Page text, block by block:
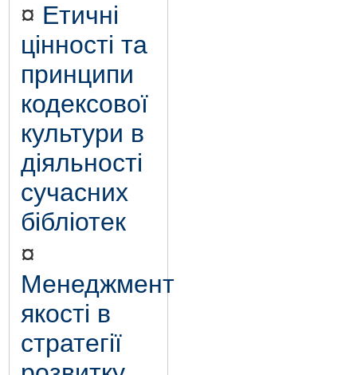
¤ Етичні
цінності та
принципи
кодексової
культури в
діяльності
сучасних
бібліотек
¤
Менеджмент
якості в
стратегії